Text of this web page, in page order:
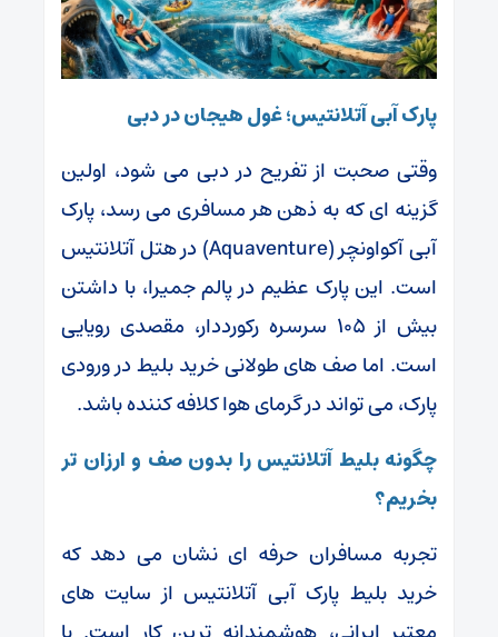
پارک آبی آتلانتیس؛ غول هیجان در دبی
وقتی صحبت از تفریح در دبی می شود، اولین
گزینه‌ ای که به ذهن هر مسافری می رسد، پارک
آبی آکواونچر (Aquaventure) در هتل آتلانتیس
است. این پارک عظیم در پالم جمیرا، با داشتن
بیش از ۱۰۵ سرسره رکورددار، مقصدی رویایی
است. اما صف‌ های طولانی خرید بلیط در ورودی
پارک، می تواند در گرمای هوا کلافه کننده باشد.
چگونه بلیط آتلانتیس را بدون صف و ارزان تر
بخریم؟
تجربه مسافران حرفه ای نشان می دهد که
خرید بلیط پارک آبی آتلانتیس از سایت‌ های